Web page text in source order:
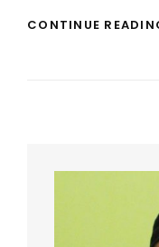
CONTINUE